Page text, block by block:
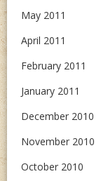
May 2011
April 2011
February 2011
January 2011
December 2010
November 2010
October 2010